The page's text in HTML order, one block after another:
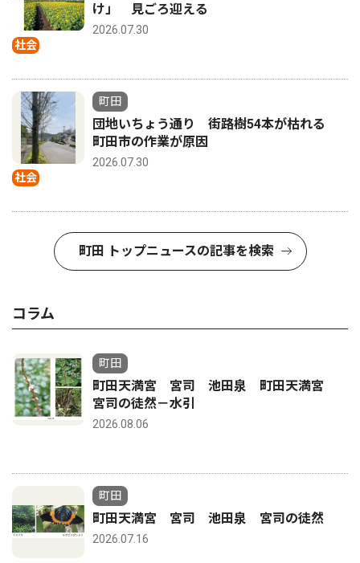
社会
け」 見ごろ迎える
2026.07.30
社会
町田
団地いちょう通り 街路樹54本が枯れる
町田市の作業が原因
2026.07.30
町田 トップニュースの記事を検索
コラム
町田
町田天満宮 宮司 池田泉 町田天満宮
宮司の徒然－水引
2026.08.06
町田
町田天満宮 宮司 池田泉 宮司の徒然
2026.07.16